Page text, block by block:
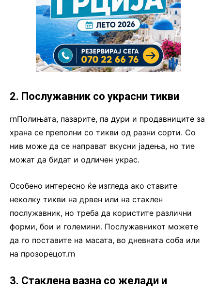
2. Послужавник со украсни тикви
rnПолињата, пазарите, па дури и продавниците за
храна се преполни со тикви од разни сорти. Со
нив може да се направат вкусни јадења, но тие
можат да бидат и одличен украс.
Особено интересно ќе изгледа ако ставите
неколку тикви на дрвен или на стаклен
послужавник, но треба да користите различни
форми, бои и големини. Послужавникот можете
да го поставите на масата, во дневната соба или
на прозорецот.rn
3. Стаклена вазна со желади и